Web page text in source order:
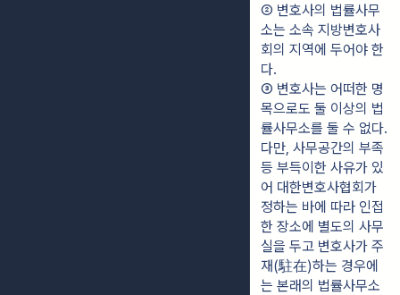
② 변호사의 법률사무
소는 소속 지방변호사
회의 지역에 두어야 한
다.
③ 변호사는 어떠한 명
목으로도 둘 이상의 법
률사무소를 둘 수 없다.
다만, 사무공간의 부족
등 부득이한 사유가 있
어 대한변호사협회가
정하는 바에 따라 인접
한 장소에 별도의 사무
실을 두고 변호사가 주
재(駐在)하는 경우에
는 본래의 법률사무소